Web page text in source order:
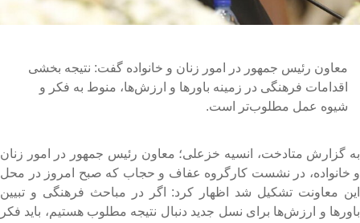
معاون رئیس جمهور در امور زنان و خانواده گفت: نتیجه بخشی
اقدامات فرهنگی در زمینه باورها و ارزش‌ها، منوط به فکر و
شیوه عمل مطلوب‌تر است.
گزارش متادخت، انسیه خزعلی؛ معاون رئیس جمهور در امور زنان
خانواده، در نشست کارگروه عفاف و حجاب که صبح امروز در محل
معاونت تشکیل شد اظهار کرد: اگر در مباحث فرهنگی و تبیین
و ارزش‌ها برای نسل جدید دنبال نتیجه مطلوب هستیم، باید فکر